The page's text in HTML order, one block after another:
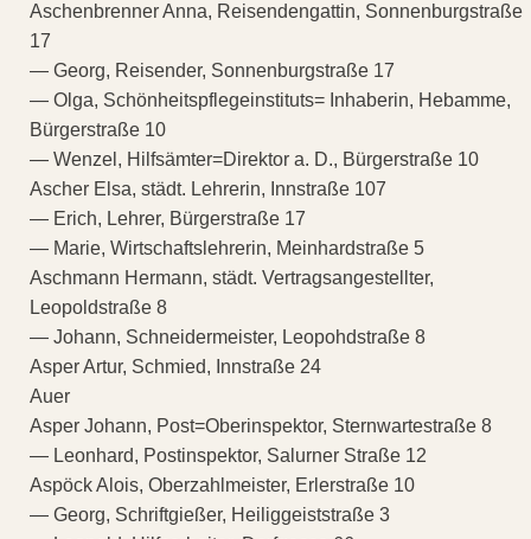
Aschenbrenner Anna, Reisendengattin, Sonnenburgstraße
17
— Georg, Reisender, Sonnenburgstraße 17
— Olga, Schönheitspflegeinstituts= Inhaberin, Hebamme,
Bürgerstraße 10
— Wenzel, Hilfsämter=Direktor a. D., Bürgerstraße 10
Ascher Elsa, städt. Lehrerin, Innstraße 107
— Erich, Lehrer, Bürgerstraße 17
— Marie, Wirtschaftslehrerin, Meinhardstraße 5
Aschmann Hermann, städt. Vertragsangestellter,
Leopoldstraße 8
— Johann, Schneidermeister, Leopohdstraße 8
Asper Artur, Schmied, Innstraße 24
Auer
Asper Johann, Post=Oberinspektor, Sternwartestraße 8
— Leonhard, Postinspektor, Salurner Straße 12
Aspöck Alois, Oberzahlmeister, Erlerstraße 10
— Georg, Schriftgießer, Heiliggeiststraße 3